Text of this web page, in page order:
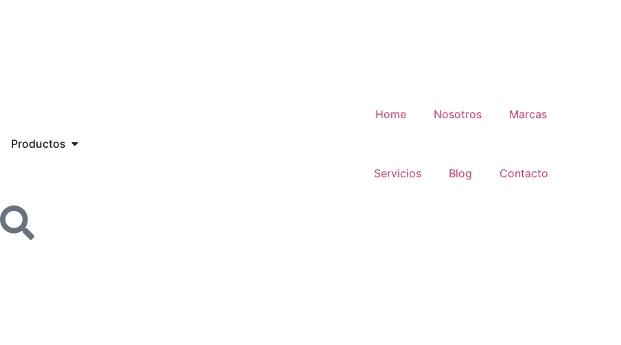
Home Nosotros Marcas
Productos
Servicios Blog Contacto